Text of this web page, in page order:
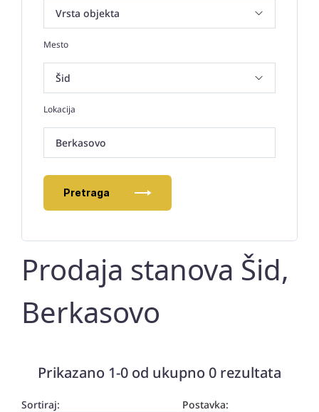
Mesto
Lokacija
Berkasovo
Pretraga
Prodaja stanova Šid,
Berkasovo
Prikazano 1-0 od ukupno 0 rezultata
Postavka:
Sortiraj: